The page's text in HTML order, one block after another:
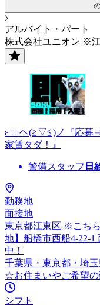
アルバイト・パート
株式会社ユニオン ※
ε≡≡ヘ(≧▽≦)ノ『応募
家賃タダ！』
警備スタッフ 日
勤務地
面接地
東京都江東区 ※こち
地】船橋市西船4-22-1
中！
千葉県・東京都・埼
☆お住まいやご希望
シフト